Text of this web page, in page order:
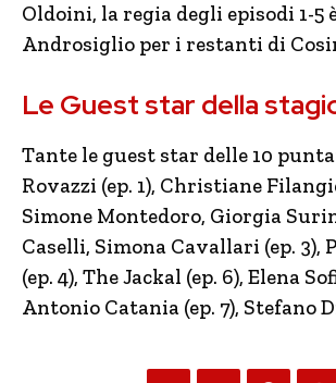
Oldoini, la regia degli episodi 1-5
Androsiglio per i restanti di
Le Guest star della
Tante le guest star delle 10
Rovazzi (ep. 1), Christiane
Simone Montedoro, Giorgia
Caselli, Simona Cavallari (ep. 3),
(ep. 4), The Jackal (ep. 6), Elena
Antonio Catania (ep. 7), Stefano